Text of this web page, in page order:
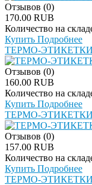
Отзывов (0)
170.00 RUB
Количество на
Купить Подробнее
ТЕРМО-
Отзывов (0)
160.00 RUB
Количество на
Купить Подробнее
ТЕРМО-ЭТИКЕТКИ
Отзывов (0)
157.00 RUB
Количество на
Купить Подробнее
ТЕРМО-ЭТИКЕТКИ